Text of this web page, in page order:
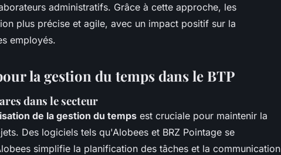
administratifs. Grâce à cette approche, les
plus précise et agile, avec un impact positif sur la
employés.
la gestion du temps dans le BTP
dans le secteur
de la gestion du temps est cruciale pour maintenir la
Des logiciels tels qu'Alobees et BRZ Pointage se
simplifie la planification des tâches et la communication